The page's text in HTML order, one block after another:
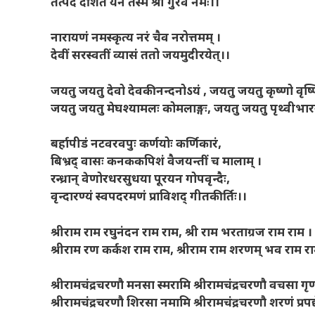
तत्पदं दर्शितं येन तस्मै श्री गुरवे नमः।।
नारायणं नमस्कृत्य नरं चैव नरोत्तमम् ।
देवीं सरस्वतीं व्यासं ततो जयमुदीरयेत्।।
जयतु जयतु देवो देवकीनन्दनोऽयं, जयतु जयतु कृष्णो
जयतु जयतु मेघश्यामलः कोमलाङ्गः, जयतु जयतु
बर्हापीडं नटवरवपुः कर्णयोः कर्णिकारं,
बिभ्रद् वासः कनककपिशं वैजयन्तीं च मालाम् ।
रन्ध्रान् वेणोरधरसुधया पूरयन गोपवृन्दैः,
वृन्दारण्यं स्वपदरमणं प्राविशद् गीतकीर्तिः।।
श्रीराम राम रघुनंदन राम राम, श्री राम भरताग्रज राम राम ।
श्रीराम रण कर्कश राम राम, श्रीराम राम शरणम् भव राम
श्रीरामचंद्रचरणौ मनसा स्मरामि श्रीरामचंद्रचरणौ वचसा
श्रीरामचंद्रचरणौ शिरसा नमामि श्रीरामचंद्रचरणौ शरणं